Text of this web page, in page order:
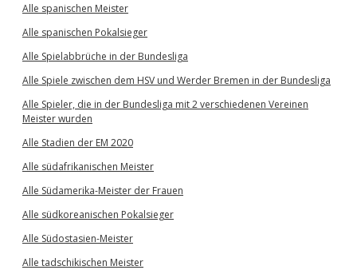
Alle spanischen Meister
Alle spanischen Pokalsieger
Alle Spielabbrüche in der Bundesliga
Alle Spiele zwischen dem HSV und Werder Bremen in der Bundesliga
Alle Spieler, die in der Bundesliga mit 2 verschiedenen Vereinen
Meister wurden
Alle Stadien der EM 2020
Alle südafrikanischen Meister
Alle Südamerika-Meister der Frauen
Alle südkoreanischen Pokalsieger
Alle Südostasien-Meister
Alle tadschikischen Meister